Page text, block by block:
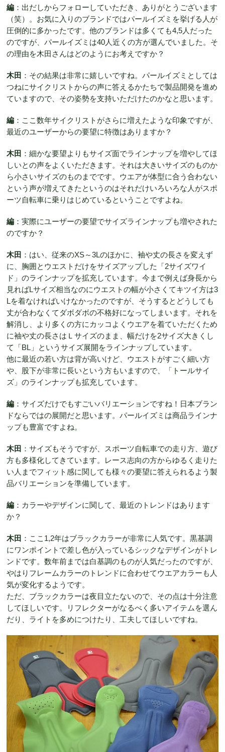
編 ：出だしからフォローしていただき、ありがとうございます
（笑）。お気に入りのブランドではパールイズミを挙げる人が
圧倒的に多かったです。他のブランドは多くても4,5人だった
のですが、パールイズミは40人近くの方が選んでいました。そ
の理由を木田さんはどのようにお考えですか？
木田 ：その結果は非常に嬉しいですね。パールイズミとしては
つねにサイクリストからの声に答えるかたちで製品開発を進め
ていますので、その姿勢を支持いただけたのかなと思います。
編 ：ここ数年サイクリストがさらに増えたような印象ですが、
最近のユーザーからの要望に特徴はありますか？
木田 ：細かな要望よりもサイズ面でラインナップを増やしてほ
しいとの声をよくいただきます。それは大きいサイズのものか
ら小さいサイズのものまでです。ウエアが体型に合う合わない
という声が増えてきたというのはそれだけいろいろな人がスポ
ーツ自転車に乗りはじめているということですよね。
編 ：実際にユーザーの要望でサイズラインナップも増やされた
のですか？
木田 ：はい、従来のXS～3Lのほかに、袖や丈の長さを変えず
に、胸囲とウエストだけをサイズアップした「2サイズワイ
ド」のラインナップを拡充しています。今まで例えば身長から
見ればLサイズ相当なのにウエストの幅が小さくてキツイ方は3
Lを着なければいけなかったのですが、そうするとどうしても
丈が合わなくてダボダボの不格好になってしまいます。それを
解消し、より多くの方にカッコよくウエアを着ていただくため
に袖や丈の長さはＬサイズのまま、幅だけを2サイズ大きくし
て「BL」というサイズ展開をラインナップしています。
他に最近の若い方は背が高いけど、ウエストがすごく細い方
や、股下が非常に長いという方もいますので、「トールサイ
ズ」のラインナップも拡充しています。
編 ：サイズだけでもすごいバリエーションですね！日本ブラン
ドならではの展開だと思います。パールイズミは商品ラインナ
ップも豊富ですよね。
木田 ：サイズもそうですが、スポーツ自転車での走り方、遊び
方も多様化してきています。レース志向の方からゆるく走りた
い人までフィット感に関しても様々の要望に答えられるよう製
品バリエーションを準備しています。
編 ：カラーやデザインに関して、最近のトレンドはあります
か？
木田 ：ここ1,2年はブラックカラーが非常に人気です。黒基調
にワンポイントで差し色が入っているシックなデザインがトレ
ンドです。数年前までは白基調のものが人気だったのですが、
やはりフレームカラーのトレンドに合わせてウエアカラーも人
気が変化するようです。
ただ、ブラックカラーは夜目立たないので、その点は十分注意
してほしいです。リフレクターがなるべく多いアイテムを選ん
だり、ライトを多めにつけたり、工夫してほしいですね。